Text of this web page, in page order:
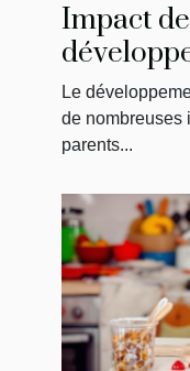
Impact
bébés
Le
de nombreuses
parents...